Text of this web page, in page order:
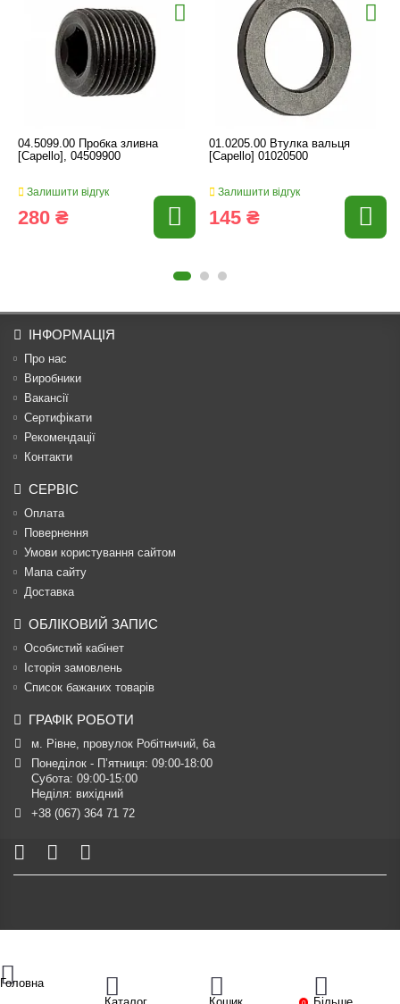
04.5099.00 Пробка зливна
[Capello], 04509900
Залишити відгук
280 ₴
01.0205.00 Втулка вальця
[Capello] 01020500
Залишити відгук
145 ₴
ІНФОРМАЦІЯ
Про нас
Виробники
Вакансії
Сертифікати
Рекомендації
Контакти
СЕРВІС
Оплата
Повернення
Умови користування сайтом
Мапа сайту
Доставка
ОБЛІКОВИЙ ЗАПИС
Особистий кабінет
Історія замовлень
Список бажаних товарів
ГРАФІК РОБОТИ
м. Рівне, провулок Робітничий, 6а
Понеділок - П’ятниця: 09:00-18:00
Субота: 09:00-15:00
Неділя: вихідний
+38 (067) 364 71 72
Головна